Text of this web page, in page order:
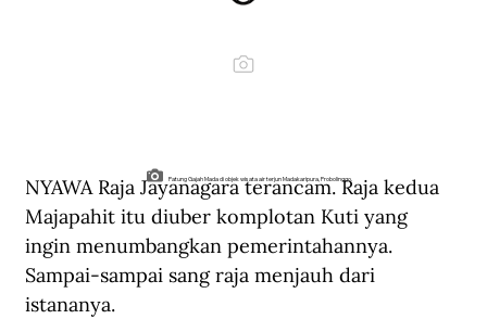
Patung Gajah Mada di objek wisata air terjun Madakaripura, Probolinggo.
NYAWA Raja Jayanagara terancam. Raja kedua
Majapahit itu diuber komplotan Kuti yang
ingin menumbangkan pemerintahannya.
Sampai-sampai sang raja menjauh dari
istananya.